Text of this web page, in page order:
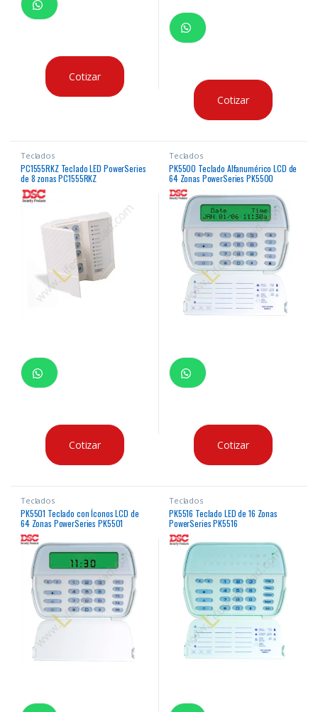
Cotizar
Cotizar
Teclados
PC1555RKZ Teclado LED PowerSeries
de 8 zonas PC1555RKZ
Cotizar
Teclados
PK5500 Teclado Alfanumérico LCD de
64 Zonas PowerSeries PK5500
Cotizar
Teclados
PK5501 Teclado con Íconos LCD de
64 Zonas PowerSeries PK5501
Teclados
PK5516 Teclado LED de 16 Zonas
PowerSeries PK5516